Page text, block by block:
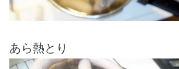
あら熱とり